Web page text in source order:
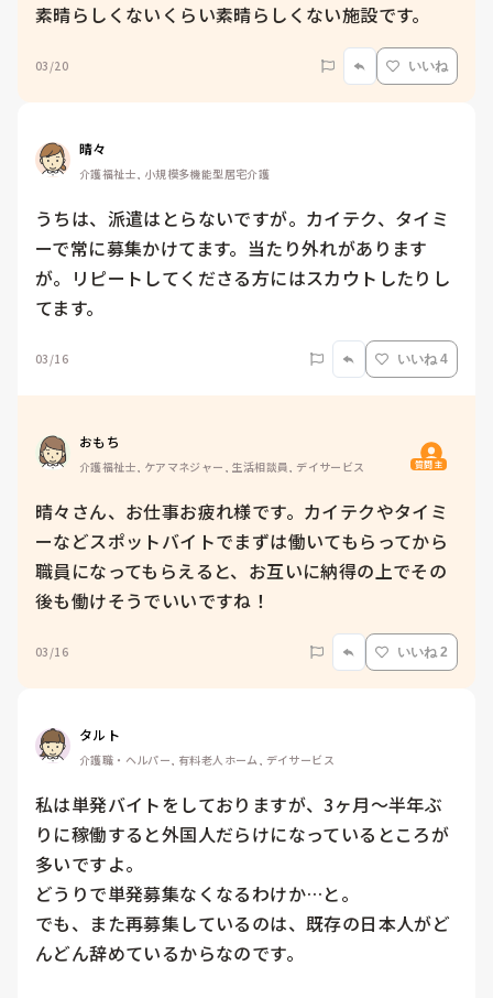
素晴らしくないくらい素晴らしくない施設です。
03/20 いいね
晴々
介護福祉士, 小規模多機能型居宅介護
うちは、派遣はとらないですが。カイテク、タイミ
ーで常に募集かけてます。当たり外れがあります
が。リピートしてくださる方にはスカウトしたりし
てます。
03/16 いいね 4
おもち
介護福祉士, ケアマネジャー, 生活相談員, デイサービス 質問主
晴々さん、お仕事お疲れ様です。カイテクやタイミ
ーなどスポットバイトでまずは働いてもらってから
職員になってもらえると、お互いに納得の上でその
後も働けそうでいいですね！
03/16 いいね 2
タルト
介護職・ヘルパー, 有料老人ホーム, デイサービス
私は単発バイトをしておりますが、3ヶ月〜半年ぶ
りに稼働すると外国人だらけになっているところが
多いですよ。
どうりで単発募集なくなるわけか…と。
でも、また再募集しているのは、既存の日本人がど
んどん辞めているからなのです。